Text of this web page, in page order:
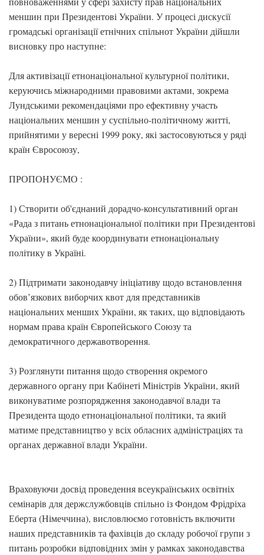
меншин при Президентові України. У процесі дискусії
громадські організації етнічних спільнот України дійшли
висновку про наступне:
Для активізації етнонаціональної культурної політики,
керуючись міжнародними правовими актами, зокрема
Лундськими рекомендаціями про ефективну участь
національних меншин у суспільно-політичному житті,
прийнятими у вересні 1999 року, які застосовуються у ряді
країн Євросоюзу,
ПРОПОНУЄМО :
1) Створити об'єднаний дорадчо-консультативний орган
«Рада з питань етнонаціональної політики при Президентові
України», який буде координувати етнонаціональну
політику в Україні.
2) Підтримати законодавчу ініціативу щодо встановлення
обов’язкових виборчих квот для представників
національних менших України, як таких, що відповідають
нормам права країн Європейського Союзу та
демократичного державотворення.
3) Розглянути питання щодо створення окремого
державного органу при Кабінеті Міністрів України, який
виконуватиме розпорядження законодавчої влади та
Президента щодо етнонаціональної політики, та який
матиме представництво у всіх обласних адміністраціях та
органах державної влади України.
Враховуючи досвід проведення всеукраїнських освітніх
семінарів для держслужбовців спільно із Фондом Фрідріха
Еберта (Німеччина), висловлюємо готовність включити
наших представників та фахівців до складу робочої групи з
питань розробки відповідних змін у рамках законодавства